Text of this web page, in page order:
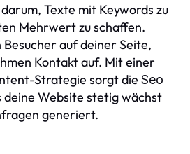
Texte mit Keywords zu
Mehrwert zu schaffen.
Besucher auf deiner Seite,
Kontakt auf. Mit einer
Strategie sorgt die Seo
deine Website stetig wächst
generiert.